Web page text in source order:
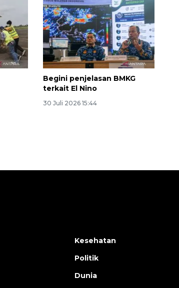
Begini penjelasan BMKG
terkait El Nino
30 Juli 2026 15:44
Kesehatan
Politik
Dunia